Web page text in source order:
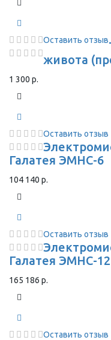
Оставить отзыв
живота
1 300 р.
Оставить отзыв
Галатея ЭМНС-6
104 140 р.
Оставить отзыв
Галатея ЭМНС-12
165 186 р.
Оставить отзыв